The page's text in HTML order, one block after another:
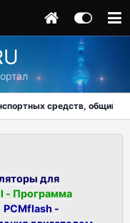
средств, общий
для
- Программа
PCMflash -